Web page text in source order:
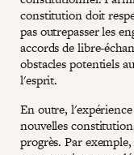
constitution doit
pas outrepasser les
accords de libre-
obstacles potentiels
l'esprit.
En outre,
nouvelles
progrès. Par